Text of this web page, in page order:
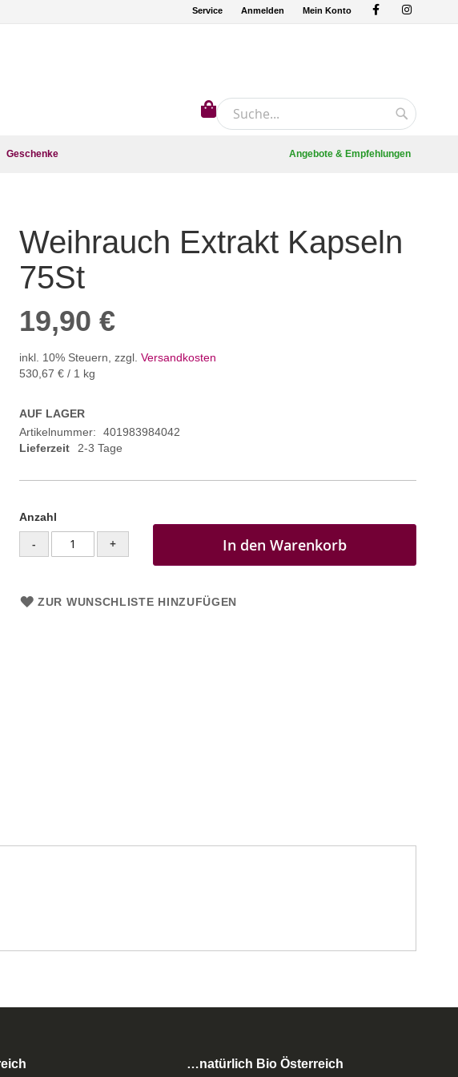
Service Anmelden Mein Konto
Suche
Mein Warenkorb
Geschenke Angebote & Empfehlungen
Weihrauch Extrakt Kapseln
75St
19,90 €
inkl. 10% Steuern zzgl. Versandkosten
530,67 € / 1 kg
AUF LAGER
Artikelnummer
401983984042
Lieferzeit
2-3 Tage
Anzahl
- + In den Warenkorb
ZUR WUNSCHLISTE HINZUFÜGEN
…natürlich Bio Österreich